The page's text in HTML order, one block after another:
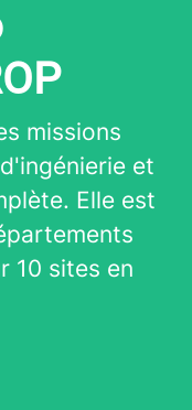
missions
et
Elle est
10 sites en